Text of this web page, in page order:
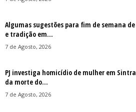
Algumas sugestões para fim de semana
e tradição em...
7 de Agosto, 2026
PJ investiga homicídio de mulher em
da morte do...
7 de Agosto, 2026